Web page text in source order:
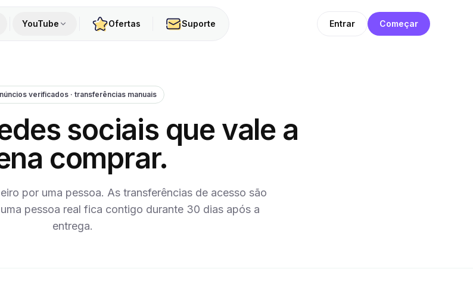
YouTube Ofertas Suporte Entrar Começar
verificados · transferências manuais
sociais que vale a
comprar.
por uma pessoa. As transferências de acesso são
pessoa real fica contigo durante 30 dias após a
entrega.